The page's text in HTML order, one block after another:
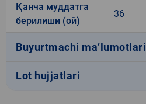
Қанча муддатга
берилиши (ой)
36
Buyurtmachi ma’lumotlari
Lot hujjatlari